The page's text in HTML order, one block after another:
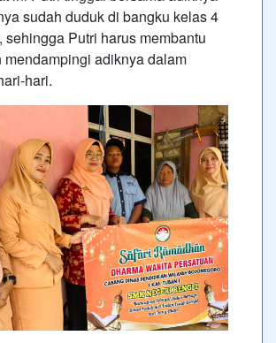
sudah duduk di bangku kelas 4
sehingga Putri harus membantu
mendampingi adiknya dalam
hari.